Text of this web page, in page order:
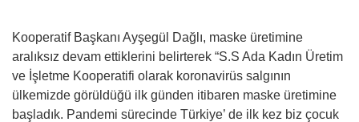
Kooperatif Başkanı Ayşegül Dağlı, maske üretimine
aralıksız devam ettiklerini belirterek “S.S Ada Kadın Üretim
ve İşletme Kooperatifi olarak koronavirüs salgının
ülkemizde görüldüğü ilk günden itibaren maske üretimine
başladık. Pandemi sürecinde Türkiye’ de ilk kez biz çocuk